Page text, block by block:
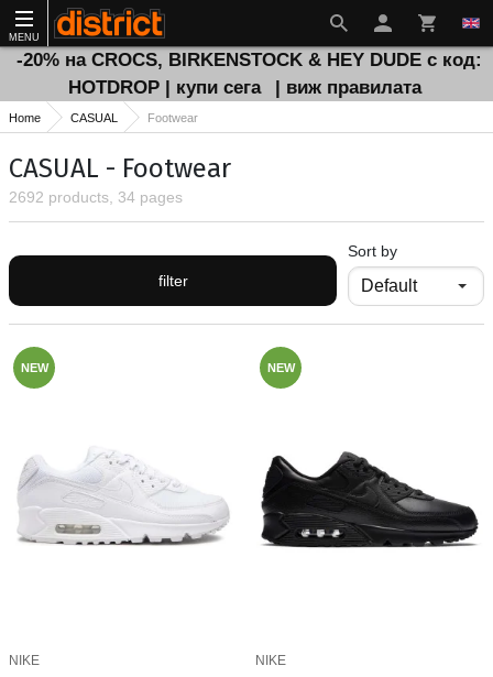
MENU
-20% на CROCS, BIRKENSTOCK & HEY DUDE с код:
HOTDROP | купи сега
| виж правилата
Home CASUAL Footwear
CASUAL - Footwear
2692 products, 34 pages
filter
Sort by
NEW
NIKE
NEW
NIKE